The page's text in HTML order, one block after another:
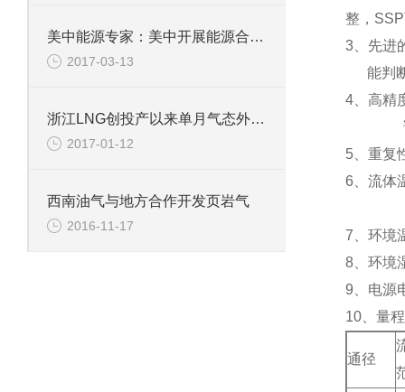
美中能源专家：美中开展能源合作潜力巨大符合世界期待
2017-03-13
浙江LNG创投产以来单月气态外输新高
2017-01-12
西南油气与地方合作开发页岩气
2016-11-17
整，
3、先进
能判
4、高精
5、重复
6 、流
7 、环
8、环境
9 、电
10、量
通径